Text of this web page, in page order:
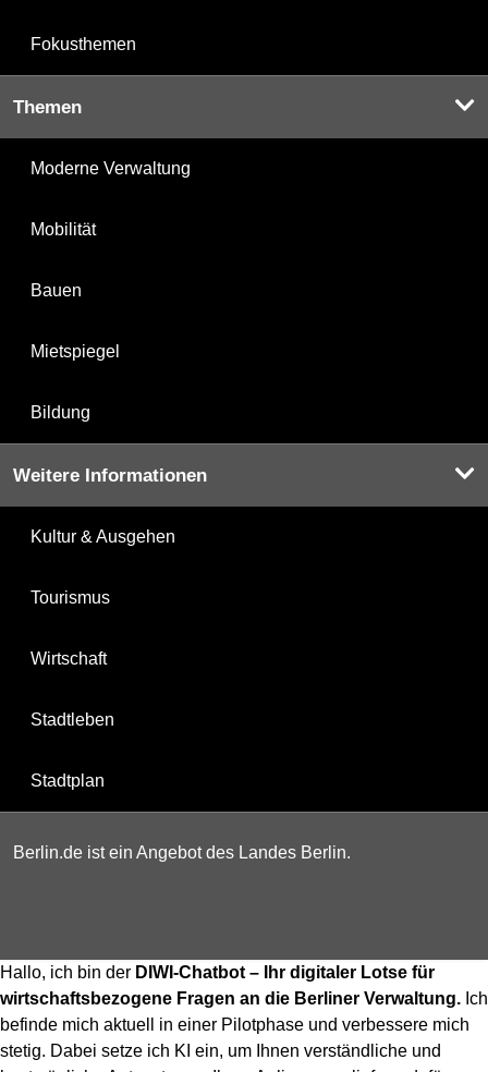
Fokusthemen
Themen
Moderne Verwaltung
Mobilität
Bauen
Mietspiegel
Bildung
Weitere Informationen
Kultur & Ausgehen
Tourismus
Wirtschaft
Stadtleben
Stadtplan
Berlin.de ist ein Angebot des Landes Berlin.
Hallo, ich bin der DIWI-Chatbot – Ihr digitaler Lotse für
wirtschaftsbezogene Fragen an die Berliner Verwaltung. Ich
befinde mich aktuell in einer Pilotphase und verbessere mich
stetig. Dabei setze ich KI ein, um Ihnen verständliche und